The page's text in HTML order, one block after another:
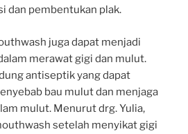
dan pembentukan plak.
juga dapat menjadi
merawat gigi dan mulut.
antiseptik yang dapat
bau mulut dan menjaga
mulut. Menurut drg. Yulia,
setelah menyikat gigi